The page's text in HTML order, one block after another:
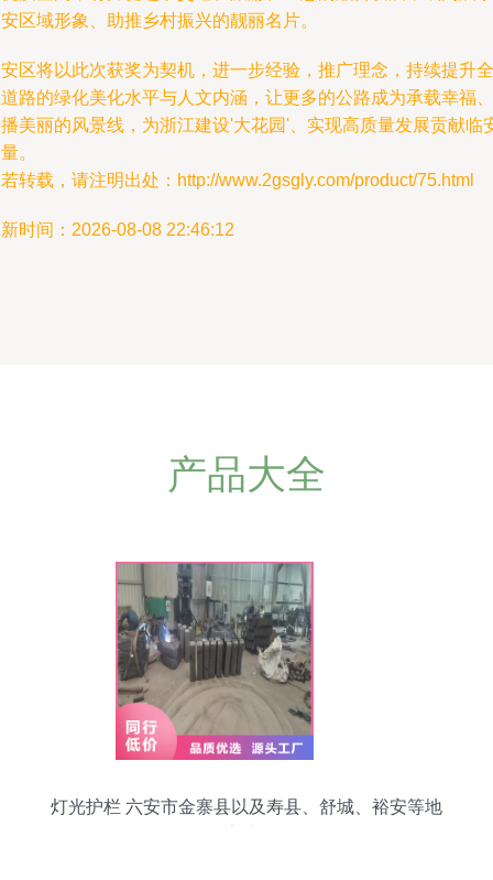
区域形象、助推乡村振兴的靓丽名片。
区将以此次获奖为契机，进一步经验，推广理念，持续提升全
路的绿化美化水平与人文内涵，让更多的公路成为承载幸福、
美丽的风景线，为浙江建设'大花园'、实现高质量发展贡献临
。
转载，请注明出处：http://www.2gsgly.com/product/75.html
时间：2026-08-08 22:46:12
产品大全
灯光护栏 六安市金寨县以及寿县、舒城、裕安等地